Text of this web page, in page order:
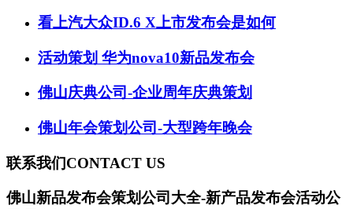
看上汽大众ID.6 X上市发布会是如何
活动策划 华为nova10新品发布会
佛山庆典公司-企业周年庆典策划
佛山年会策划公司-大型跨年晚会
联系我们CONTACT US
佛山新品发布会策划公司大全-新产品发布会活动公